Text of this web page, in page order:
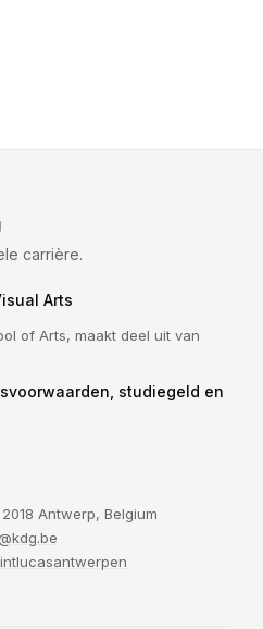
carrière.
Arts
of Arts, maakt deel uit van
studiegeld en
Antwerp, Belgium